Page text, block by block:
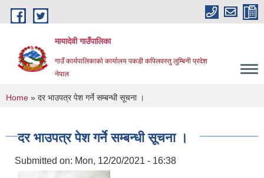
Skip to main content
मायादेवी गाउँपालिका
गाउँ कार्यपालिकाकाे कार्यालय पकडी कपिलवस्तु लुम्बिनी प्रदेश
नेपाल
You are here
Home » दर भाउपत्र पेश गर्ने सम्बन्धी सूचना ।
दर भाउपत्र पेश गर्ने सम्बन्धी सूचना ।
Submitted on: Mon, 12/20/2021 - 16:38